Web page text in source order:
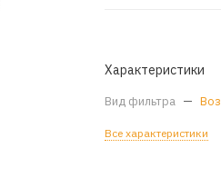
Характеристики
Вид фильтра —
Все характеристики